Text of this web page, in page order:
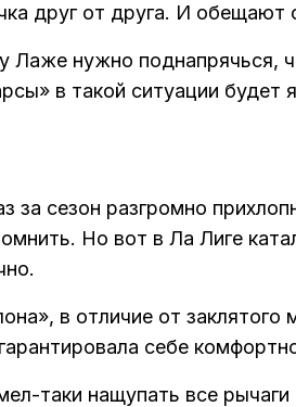
друг от друга. И обещают
Лаже нужно поднапрячься,
в такой ситуации будет
за сезон разгромно
Но вот в Ла Лиге
в отличие от
себе
таки нащупать все